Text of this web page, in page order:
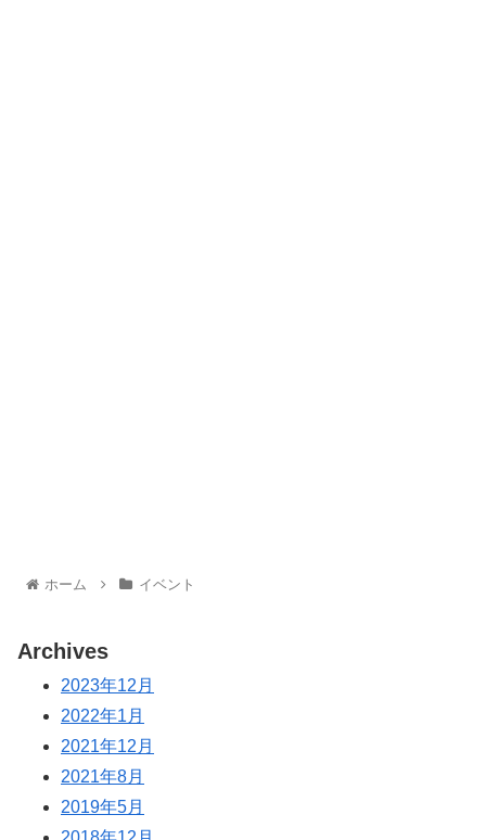
ホーム イベント
Archives
2023年12月
2022年1月
2021年12月
2021年8月
2019年5月